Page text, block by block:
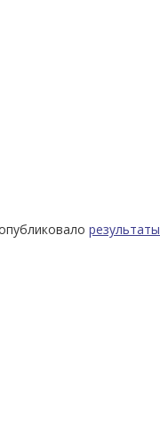
результаты